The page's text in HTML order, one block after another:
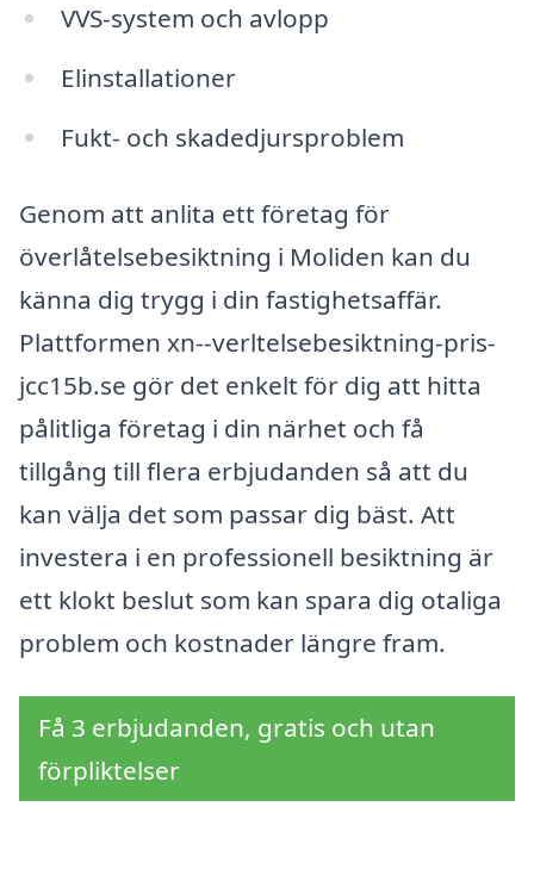
VVS-system och avlopp
Elinstallationer
Fukt- och skadedjursproblem
Genom att anlita ett företag för
överlåtelsebesiktning i Moliden kan du
känna dig trygg i din fastighetsaffär.
Plattformen xn--verltelsebesiktning-pris-
jcc15b.se gör det enkelt för dig att hitta
pålitliga företag i din närhet och få
tillgång till flera erbjudanden så att du
kan välja det som passar dig bäst. Att
investera i en professionell besiktning är
ett klokt beslut som kan spara dig otaliga
problem och kostnader längre fram.
Få 3 erbjudanden, gratis och utan
förpliktelser